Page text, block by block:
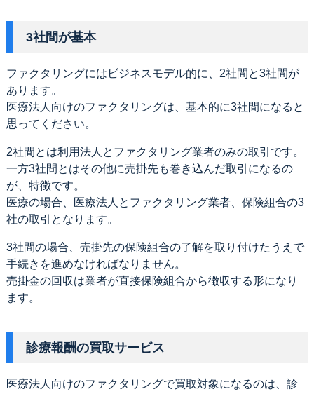
3社間が基本
ファクタリングにはビジネスモデル的に、2社間と3社間が
あります。
医療法人向けのファクタリングは、基本的に3社間になると
思ってください。
2社間とは利用法人とファクタリング業者のみの取引です。
一方3社間とはその他に売掛先も巻き込んだ取引になるの
が、特徴です。
医療の場合、医療法人とファクタリング業者、保険組合の3
社の取引となります。
3社間の場合、売掛先の保険組合の了解を取り付けたうえで
手続きを進めなければなりません。
売掛金の回収は業者が直接保険組合から徴収する形になり
ます。
診療報酬の買取サービス
医療法人向けのファクタリングで買取対象になるのは、診